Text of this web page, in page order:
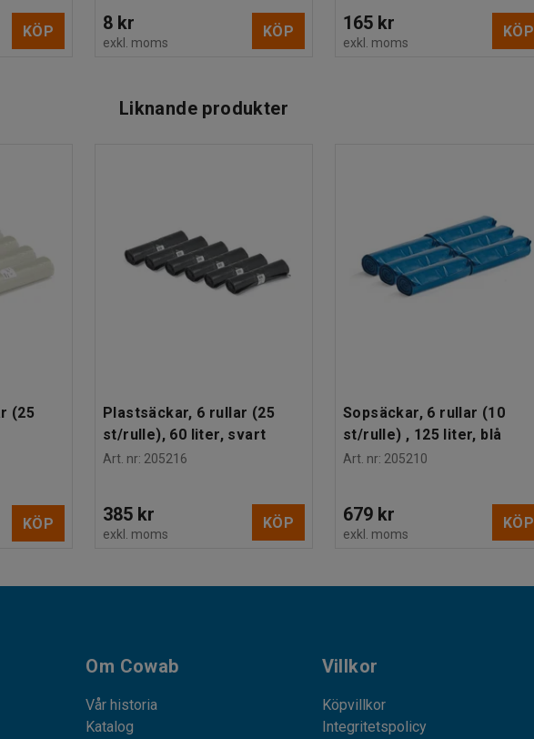
KÖP 8 kr
exkl. moms
KÖP 165 kr
exkl. moms
KÖP
Liknande produkter
(25
KÖP
Plastsäckar, 6 rullar (25
st/rulle), 60 liter, svart
Art. nr: 205216
385 kr
exkl. moms
KÖP
Sopsäckar, 6 rullar (10
st/rulle) , 125 liter, blå
Art. nr: 205210
679 kr
exkl. moms
KÖP
Om Cowab
Vår historia
Katalog
Villkor
Köpvillkor
Integritetspolicy